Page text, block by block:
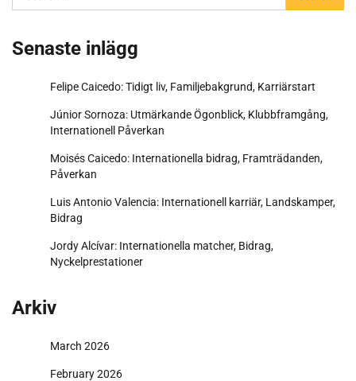
for:
Senaste inlägg
Felipe Caicedo: Tidigt liv, Familjebakgrund, Karriärstart
Júnior Sornoza: Utmärkande Ögonblick, Klubbframgång,
Internationell Påverkan
Moisés Caicedo: Internationella bidrag, Framträdanden,
Påverkan
Luis Antonio Valencia: Internationell karriär, Landskamper,
Bidrag
Jordy Alcívar: Internationella matcher, Bidrag,
Nyckelprestationer
Arkiv
March 2026
February 2026